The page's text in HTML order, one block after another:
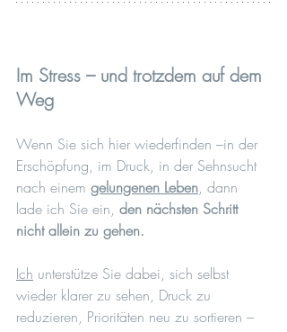
Im Stress – und trotzdem auf dem
Weg
Wenn Sie sich hier wiederfinden –in der
Erschöpfung, im Druck, in der Sehnsucht
nach einem gelungenen Leben, dann
lade ich Sie ein, den nächsten Schritt
nicht allein zu gehen.
Ich unterstütze Sie dabei, sich selbst
wieder klarer zu sehen, Druck zu
reduzieren, Prioritäten neu zu sortieren –